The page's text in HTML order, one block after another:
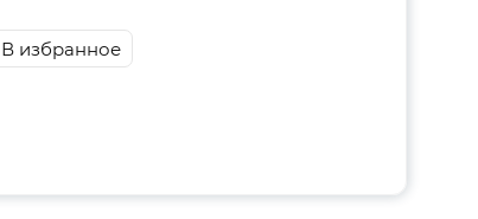
В избранное